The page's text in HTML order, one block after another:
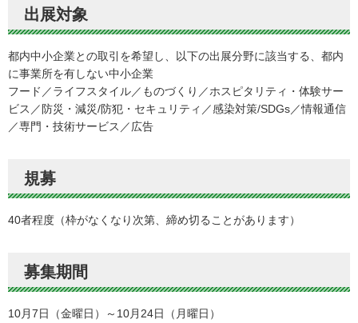
出展対象
都内中小企業との取引を希望し、以下の出展分野に該当する、都内
に事業所を有しない中小企業
フード／ライフスタイル／ものづくり／ホスピタリティ・体験サー
ビス／防災・減災/防犯・セキュリティ／感染対策/SDGs／情報通信
／専門・技術サービス／広告
規募
40者程度（枠がなくなり次第、締め切ることがあります）
募集期間
10月7日（金曜日）～10月24日（月曜日）